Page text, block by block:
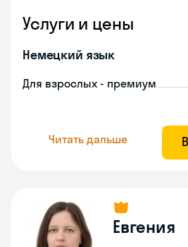
Услуги и цены
Немецкий язык
Для взрослых - премиум
Читать дальше
Евгения